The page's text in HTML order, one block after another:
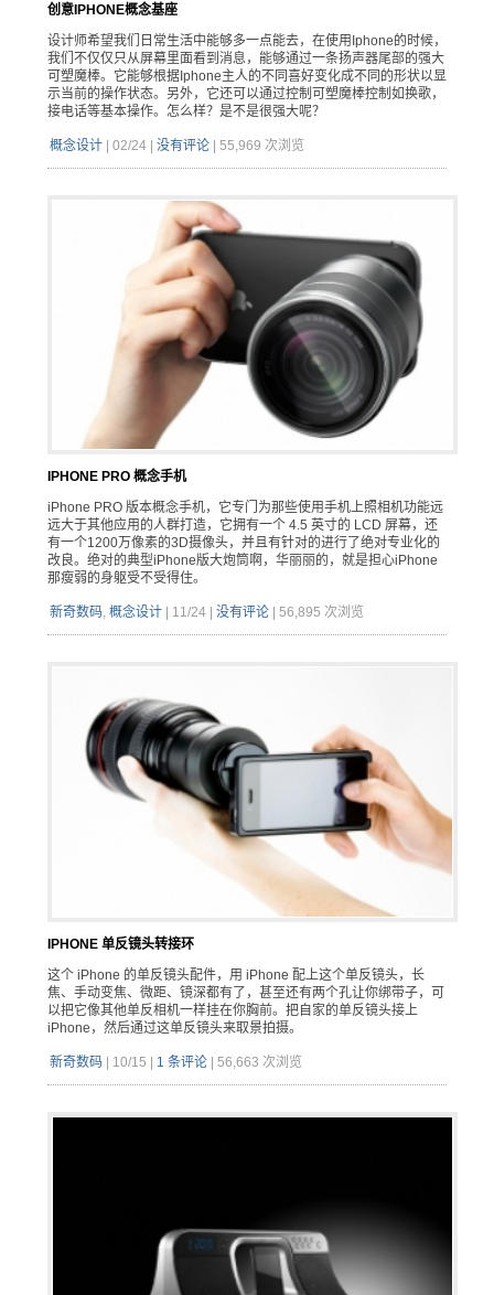
创意IPHONE概念基座
设计师希望我们日常生活中能够多一点能去，在使用Iphone的时候，
我们不仅仅只从屏幕里面看到消息，能够通过一条扬声器尾部的强大
可塑魔棒。它能够根据Iphone主人的不同喜好变化成不同的形状以显
示当前的操作状态。另外，它还可以通过控制可塑魔棒控制如换歌，
接电话等基本操作。怎么样？是不是很强大呢？
概念设计| 02/24| 没有评论| 55,969 次浏览
IPHONE PRO 概念手机
iPhone PRO 版本概念手机，它专门为那些使用手机上照相机功能远
远大于其他应用的人群打造，它拥有一个 4.5 英寸的 LCD 屏幕，还
有一个1200万像素的3D摄像头，并且有针对的进行了绝对专业化的
改良。绝对的典型iPhone版大炮筒啊，华丽丽的，就是担心iPhone
那瘦弱的身躯受不受得住。
新奇数码, 概念设计| 11/24| 没有评论| 56,895 次浏览
IPHONE 单反镜头转接环
这个 iPhone 的单反镜头配件，用 iPhone 配上这个单反镜头，长
焦、手动变焦、微距、镜深都有了，甚至还有两个孔让你绑带子，可
以把它像其他单反相机一样挂在你胸前。把自家的单反镜头接上
iPhone，然后通过这单反镜头来取景拍摄。
新奇数码| 10/15 | 1 条评论| 56,663 次浏览